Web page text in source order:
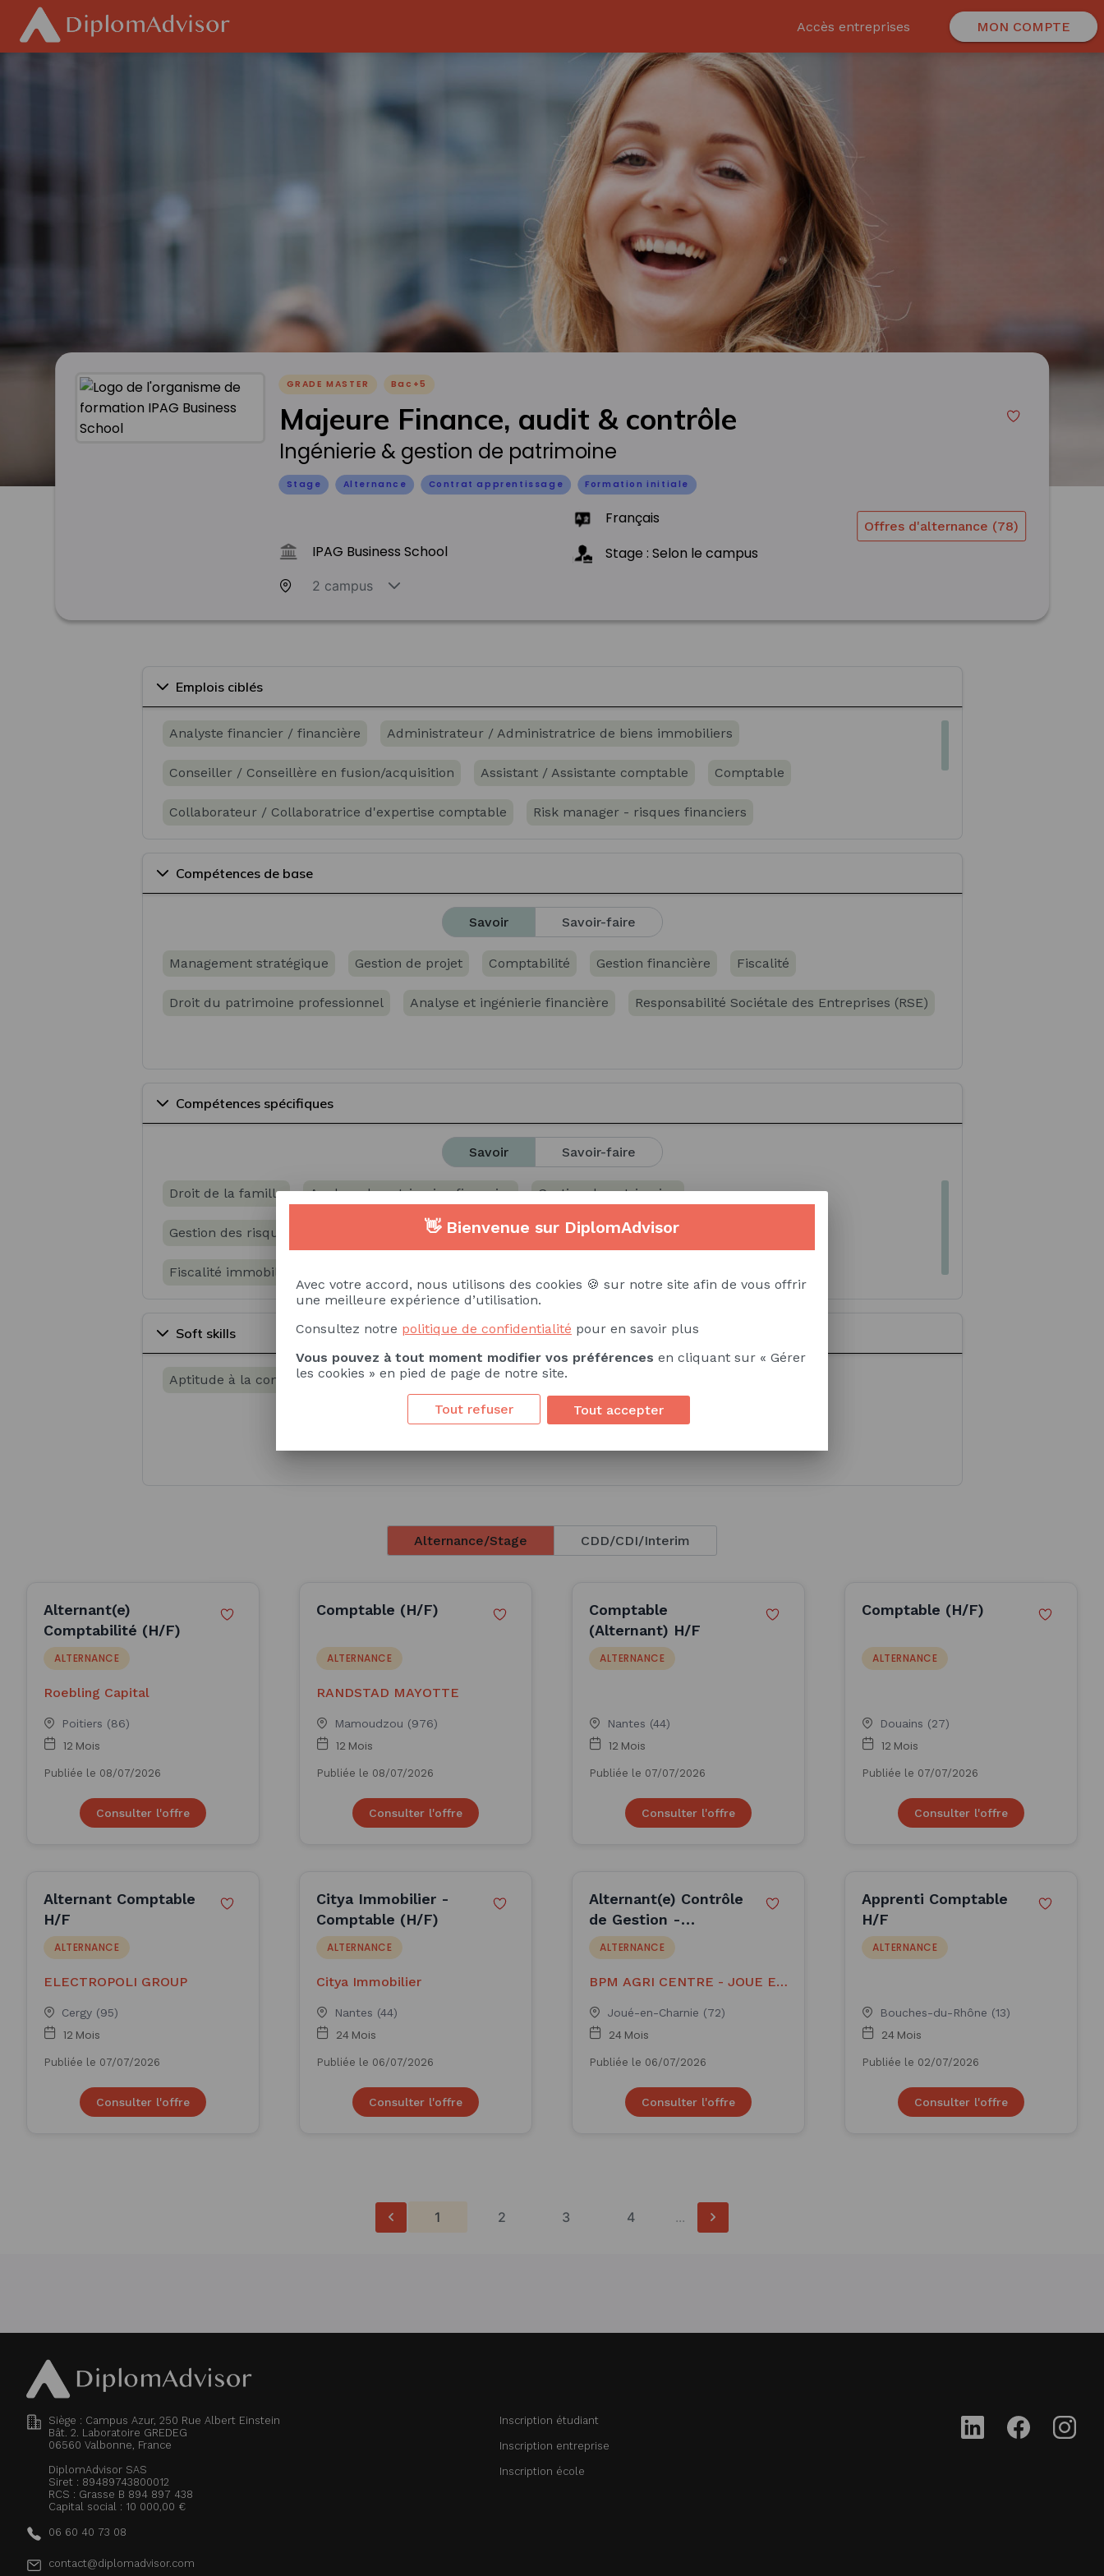
Accès entreprises MON COMPTE
GRADE MASTER Bac+5
Majeure Finance, audit & contrôle
Ingénierie & gestion de patrimoine
Stage Alternance Contrat apprentissage Formation initiale
Français
IPAG Business School
Stage : Selon le campus
2 campus
Offres d'alternance (78)
Emplois ciblés
Analyste financier / financière Administrateur / Administratrice de biens immobiliers
Conseiller / Conseillère en fusion/acquisition Assistant / Assistante comptable Comptable
Collaborateur / Collaboratrice d'expertise comptable Risk manager - risques financiers
Conseiller / Conseillère en gestion de patrimoine immobilier Gestionnaire de patrimoine financier
Compétences de base
Savoir Savoir-faire
Management stratégique Gestion de projet Comptabilité Gestion financière Fiscalité
Droit du patrimoine professionnel Analyse et ingénierie financière Responsabilité Sociétale des Entreprises (RSE)
Compétences spécifiques
Savoir Savoir-faire
Droit de la famille Analyse de patrimoine financier Gestion de patrimoine
Gestion des risques (Risk Management) Gestion immobilière Gestion immobilière d'entreprise
Fiscalité immobilière
Soft skills
Aptitude à la communication Précis Méthodique Sens de l'analyse
Alternance/Stage CDD/CDI/Interim
Alternant(e)
Comptabilité (H/F)
ALTERNANCE
Roebling Capital
Poitiers (86)
12 Mois
Publiée le 08/07/2026
Consulter l'offre
Comptable (H/F)
ALTERNANCE
RANDSTAD MAYOTTE
Mamoudzou (976)
12 Mois
Publiée le 08/07/2026
Consulter l'offre
Comptable
(Alternant) H/F
ALTERNANCE
Nantes (44)
12 Mois
Publiée le 07/07/2026
Consulter l'offre
Comptable (H/F)
ALTERNANCE
Douains (27)
12 Mois
Publiée le 07/07/2026
Consulter l'offre
Alternant Comptable
H/F
ALTERNANCE
ELECTROPOLI GROUP
Cergy (95)
12 Mois
Publiée le 07/07/2026
Consulter l'offre
Citya Immobilier -
Comptable (H/F)
ALTERNANCE
Citya Immobilier
Nantes (44)
24 Mois
Publiée le 06/07/2026
Consulter l'offre
Alternant(e) Contrôle
de Gestion -
Comptable F/H -
BPM AGRI CENTRE -
JOUE EN CHARNIE -
ALTERNANCE
BPM AGRI CENTRE - JOUE EN
Joué-en-Charnie (72)
24 Mois
Publiée le 06/07/2026
Consulter l'offre
Apprenti Comptable
H/F
ALTERNANCE
Bouches-du-Rhône (13)
24 Mois
Publiée le 02/07/2026
Consulter l'offre
1 2 3 4 ...
Siège : Campus Azur, 250 Rue Albert Einstein
Bât. 2. Laboratoire GREDEG
06560 Valbonne, France
DiplomAdvisor SAS
Siret : 89489743800012
RCS : Grasse B 894 897 438
Capital social : 10 000,00 €
06 60 40 73 08
contact@diplomadvisor.com
Inscription étudiant
Inscription entreprise
Inscription école
👋 Bienvenue sur DiplomAdvisor
Avec votre accord, nous utilisons des cookies 🍪 sur notre site afin de vous offrir
une meilleure expérience d’utilisation.
Consultez notre politique de confidentialité pour en savoir plus
Vous pouvez à tout moment modifier vos préférences en cliquant sur « Gérer
les cookies » en pied de page de notre site.
Tout refuser Tout accepter